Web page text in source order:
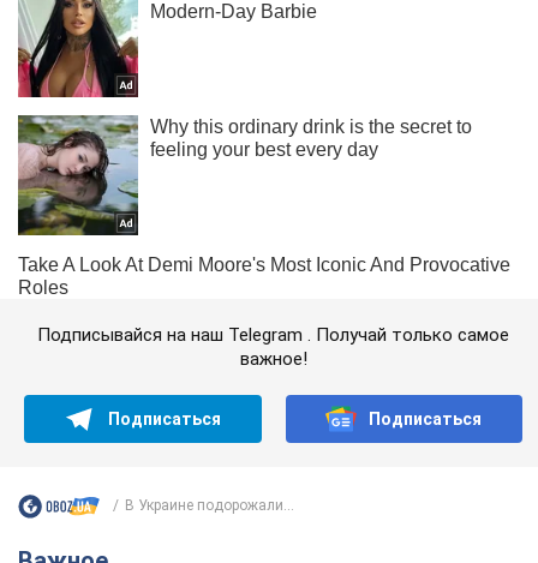
Подписывайся на наш Telegram . Получай только самое
важное!
Подписаться Подписаться
В Украине подорожали...